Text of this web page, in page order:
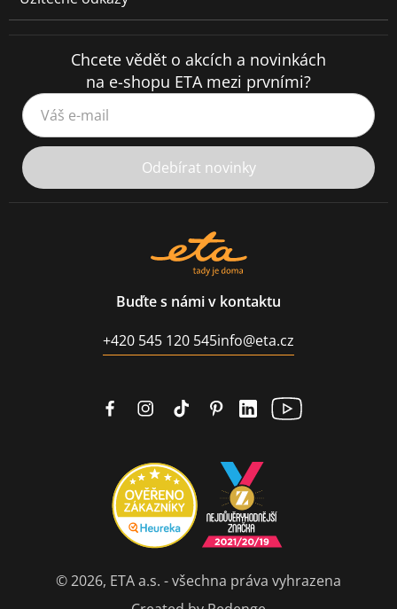
Chcete vědět o akcích a novinkách
na e-shopu ETA mezi prvními?
Váš e-mail
Odebírat novinky
Buďte s námi v kontaktu
+420 545 120 545info@eta.cz
© 2026, ETA a.s. - všechna práva vyhrazena